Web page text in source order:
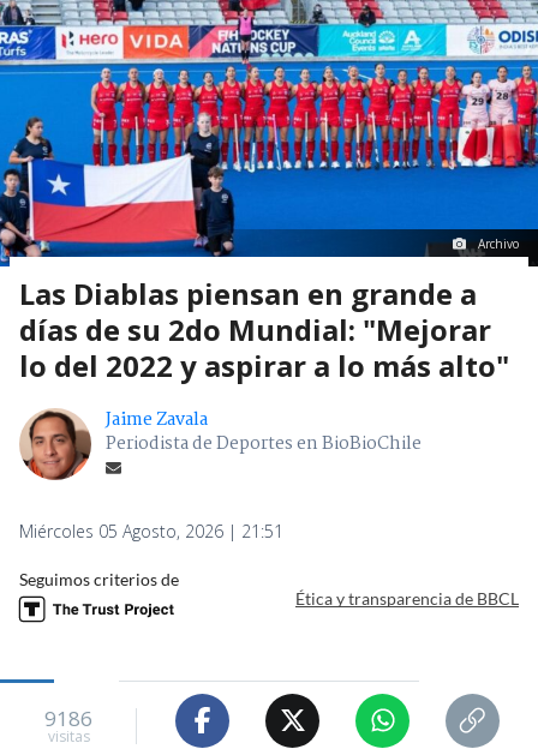
Archivo
Las Diablas piensan en grande a
días de su 2do Mundial: "Mejorar
lo del 2022 y aspirar a lo más alto"
Jaime Zavala
Periodista de Deportes en BioBioChile
Miércoles 05 Agosto, 2026 | 21:51
Seguimos criterios de
Ética y transparencia de BBCL
9186
visitas